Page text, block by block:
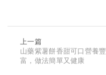
上一篇
山藥紫薯餅香甜可口營養豐
富，做法簡單又健康